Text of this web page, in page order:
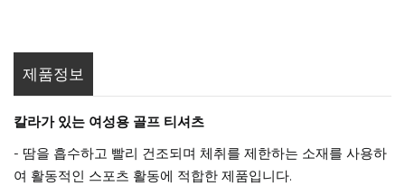
제품정보
칼라가 있는 여성용 골프 티셔츠
- 땀을 흡수하고 빨리 건조되며 체취를 제한하는 소재를 사용하
여 활동적인 스포츠 활동에 적합한 제품입니다.